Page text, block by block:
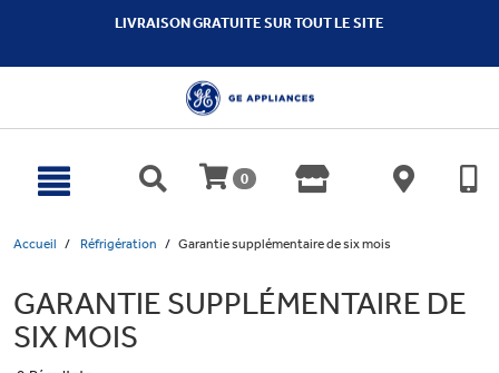
LIVRAISON GRATUITE SUR TOUT LE SITE
0
Accueil Réfrigération Garantie supplémentaire de six mois
GARANTIE SUPPLÉMENTAIRE DE
SIX MOIS